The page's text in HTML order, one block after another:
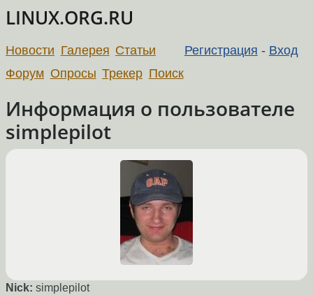
LINUX.ORG.RU
Регистрация - Вход
Новости Галерея Статьи
Форум Опросы Трекер Поиск
Информация о пользователе
simplepilot
Nick: simplepilot